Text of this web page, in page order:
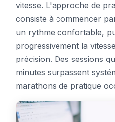
vitesse. L'approche de
consiste à commencer
un rythme confortable,
progressivement la
précision. Des sessions
minutes surpassent
marathons de pratique